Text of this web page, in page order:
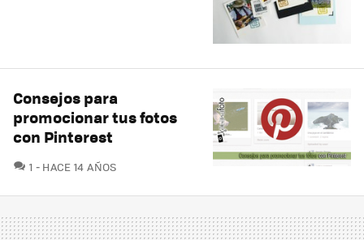
Consejos para
promocionar tus fotos
con Pinterest
1 COMENTARIOS
HACE 14 AÑOS